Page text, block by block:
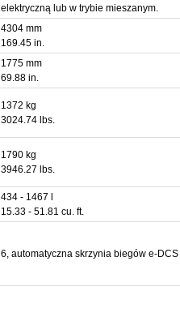
elektryczną lub w trybie mieszanym.
4304 mm
169.45 in.
1775 mm
69.88 in.
1372 kg
3024.74 lbs.
1790 kg
3946.27 lbs.
434 - 1467 l
15.33 - 51.81 cu. ft.
6, automatyczna skrzynia biegów e-DCS